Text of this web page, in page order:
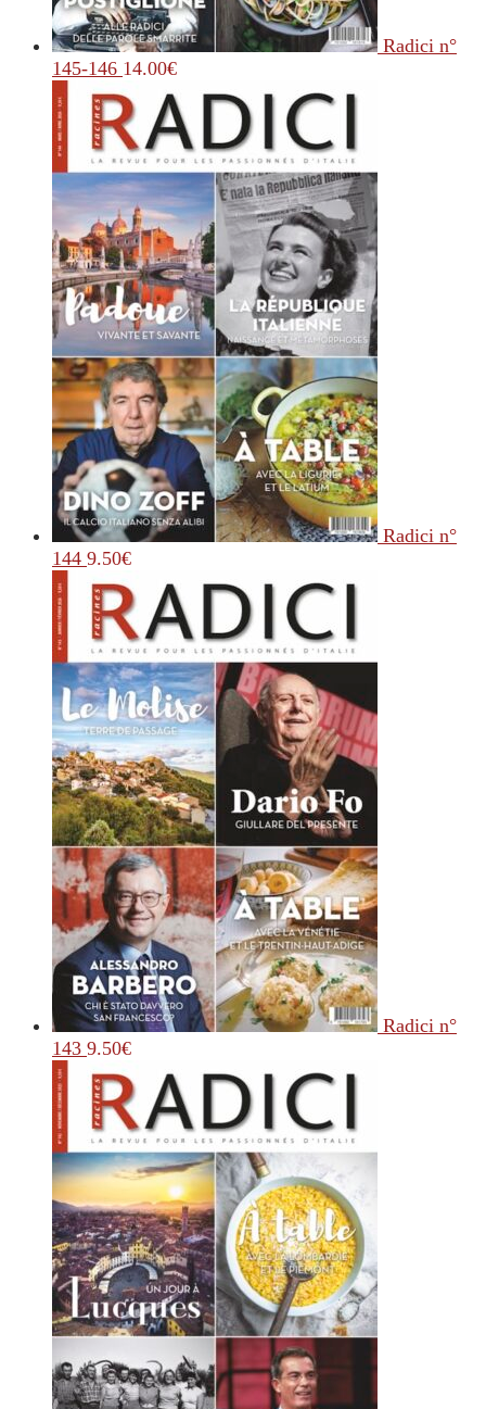
Radici n°
145-146 14.00€
Radici n°
144 9.50€
Radici n°
143 9.50€